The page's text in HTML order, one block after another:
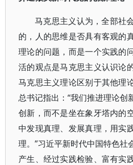
马克思主义认为，全部社
的，人的思维是否具有客观的
理论的问题，而是一个实践的
活的观点是马克思主义认识论
马克思主义理论区别于其他理
总书记指出：“我们推进理论创
创新，而不是坐在象牙塔内的
中发现真理、发展真理，用实
理。”习近平新时代中国特色社
产生、经过实践检验、富有实